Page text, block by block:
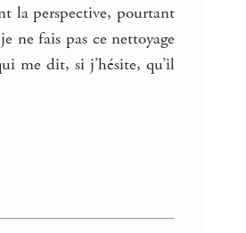
la perspective, pourtant
ne fais pas ce nettoyage
me dit, si j’hésite, qu’il